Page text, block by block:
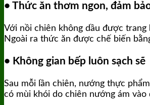
• Thức ăn thơm ngon, đảm
Với nồi chiên không dầu được
Ngoài ra thức ăn được chế biến
• Không gian bếp luôn sạch sẽ
Sau mỗi lần chiên, nướng thực
có mùi khói do chiên nướng ám vào